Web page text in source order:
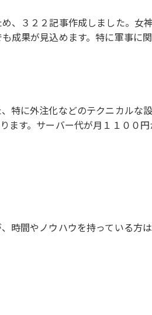
、３２２記事作成しました。女
成果が見込めます。特に軍事に
特に外注化などのテクニカルな
ます。サーバー代が月１１００
時間やノウハウを持っている方